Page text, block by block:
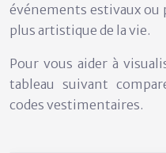
événements estivaux ou
plus artistique de la vie.
Pour vous aider à
tableau suivant
codes vestimentaires.